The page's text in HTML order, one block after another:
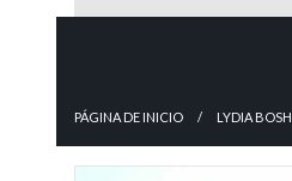
PÁGINA DE INICIO LYDIA BOSH